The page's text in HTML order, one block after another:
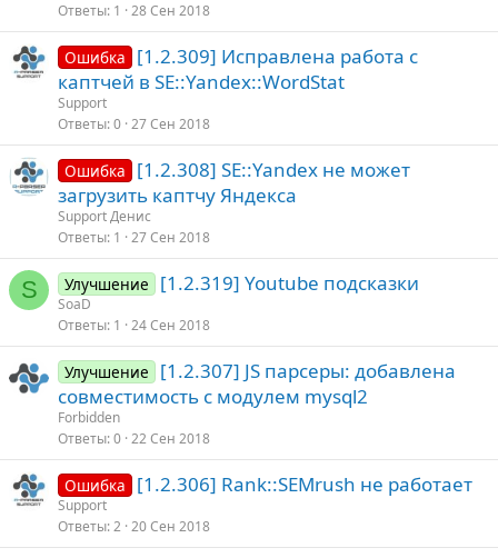
Ответы 1 28 Сен 2018
Ошибка
[1.2.309] Исправлена работа с
каптчей в SE::Yandex::WordStat
Support
Ответы 0 27 Сен 2018
Ошибка
[1.2.308] SE::Yandex не может
загрузить каптчу Яндекса
Support Денис
Ответы 1 27 Сен 2018
S Улучшение [1.2.319] Youtube подсказки
SoaD
Ответы 1 24 Сен 2018
Улучшение
[1.2.307] JS парсеры: добавлена
совместимость с модулем mysql2
Forbidden
Ответы 0 22 Сен 2018
Ошибка [1.2.306] Rank::SEMrush не работает
Support
Ответы 2 20 Сен 2018